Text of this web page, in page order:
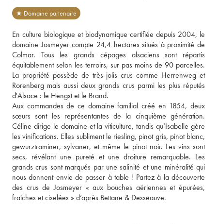
★ Domaine partenaire
En culture biologique et biodynamique certifiée depuis 2004, le
domaine Josmeyer compte 24,4 hectares situés à proximité de
Colmar. Tous les grands cépages alsaciens sont répartis
équitablement selon les terroirs, sur pas moins de 90 parcelles.
La propriété possède de très jolis crus comme Herrenweg et
Rorenberg mais aussi deux grands crus parmi les plus réputés
d'Alsace : le Hengst et le Brand.
Aux commandes de ce domaine familial créé en 1854, deux
sœurs sont les représentantes de la cinquième génération.
Céline dirige le domaine et la viticulture, tandis qu’Isabelle gère
les vinifications. Elles subliment le riesling, pinot gris, pinot blanc,
gewurztraminer, sylvaner, et même le pinot noir. Les vins sont
secs, révélant une pureté et une droiture remarquable. Les
grands crus sont marqués par une salinité et une minéralité qui
nous donnent envie de passer à table ! Partez à la découverte
des crus de Josmeyer « aux bouches aériennes et épurées,
fraîches et ciselées » d’après Bettane & Desseauve.